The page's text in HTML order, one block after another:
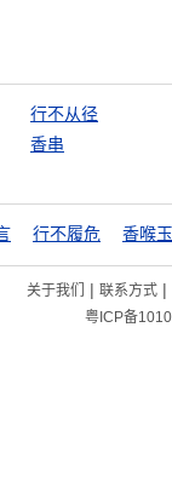
行不从径
香串
行不履危 香喉
关于我们 | 联系方式|
粤ICP备